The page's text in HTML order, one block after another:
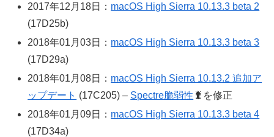
2017年12月18日： macOS High Sierra 10.13.3 beta 2
(17D25b)
2018年01月03日： macOS High Sierra 10.13.3 beta 3
(17D29a)
2018年01月08日： macOS High Sierra 10.13.2 追加ア
ップデート (17C205) – Spectre脆弱性 🐛を修正
2018年01月09日： macOS High Sierra 10.13.3 beta 4
(17D34a)